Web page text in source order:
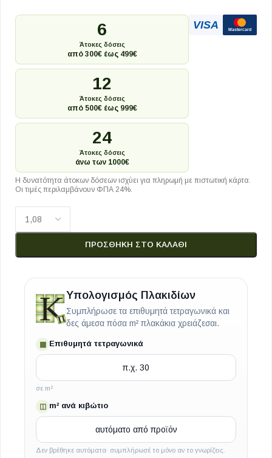
6
Άτοκες δόσεις
από 300€ έως 499€
12
Άτοκες δόσεις
από 500€ έως 999€
24
Άτοκες δόσεις
άνω των 1000€
VISA Mastercard
Η δυνατότητα άτοκων δόσεων ισχύει για πληρωμή με πιστωτική κάρτα.
Οι τιμές περιλαμβάνουν ΦΠΑ 24%.
ΠΡΟΣΘΉΚΗ ΣΤΟ ΚΑΛΆΘΙ
Υπολογισμός Πλακιδίων
Συμπλήρωσε τα επιθυμητά τετραγωνικά και
δες άμεσα πόσα m² πλακάκια χρειάζεσαι.
▦ Επιθυμητά τετραγωνικά
σε m²
◫ m² ανά κιβώτιο
Δεν βρέθηκε αυτόματα· συμπλήρωσέ το μόνο αν το γνωρίζεις.